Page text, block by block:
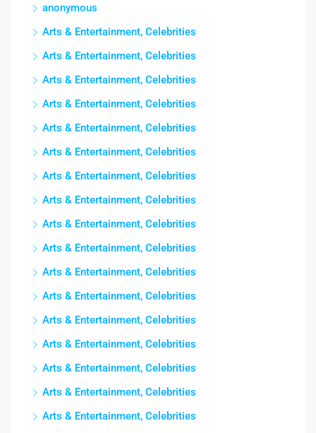
anonymous
Arts & Entertainment, Celebrities
Arts & Entertainment, Celebrities
Arts & Entertainment, Celebrities
Arts & Entertainment, Celebrities
Arts & Entertainment, Celebrities
Arts & Entertainment, Celebrities
Arts & Entertainment, Celebrities
Arts & Entertainment, Celebrities
Arts & Entertainment, Celebrities
Arts & Entertainment, Celebrities
Arts & Entertainment, Celebrities
Arts & Entertainment, Celebrities
Arts & Entertainment, Celebrities
Arts & Entertainment, Celebrities
Arts & Entertainment, Celebrities
Arts & Entertainment, Celebrities
Arts & Entertainment, Celebrities